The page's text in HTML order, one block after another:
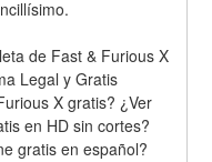
de Fast & Furious X
Legal y Gratis
X gratis? ¿Ver
en HD sin cortes?
gratis en español?